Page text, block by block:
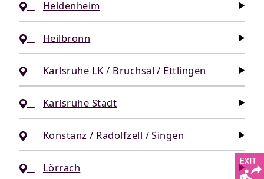
Heidenheim
Heilbronn
Karlsruhe LK / Bruchsal / Ettlingen
Karlsruhe Stadt
Konstanz / Radolfzell / Singen
Lörrach